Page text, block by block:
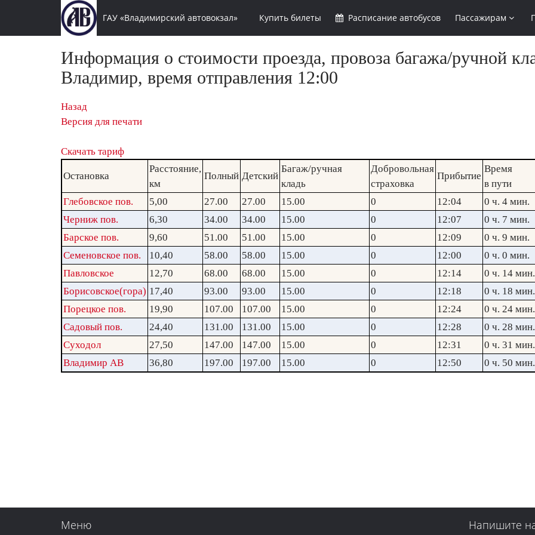
ГАУ «Владимирский автовокзал» Купить билеты Расписание автобусов Пассажирам
Информация о стоимости проезда, провоза багажа/ручной
Владимир, время отправления 12:00
Назад
Версия для печати
Скачать тариф
Остановка
Расстояние,
км
Полный Детский
Багаж/ручная
кладь
Добровольная
страховка
Прибытие
Время
в пути
Глебовское пов.
5,00 27.00 27.00 15.00 0 12:04
0 ч. 4 мин.
Черниж пов.
6,30 34.00 34.00 15.00 0 12:07
0 ч. 7 мин.
Барское пов.
9,60 51.00 51.00 15.00 0 12:09
0 ч. 9 мин.
Семеновское пов.
10,40 58.00 58.00 15.00 0 12:00
0 ч. 0 мин.
Павловское
12,70 68.00 68.00 15.00 0 12:14
0 ч. 14 мин.
Борисовское(гора) 17,40 93.00 93.00 15.00 0 12:18
0 ч. 18 мин.
Порецкое пов.
19,90 107.00 107.00 15.00 0 12:24
0 ч. 24 мин.
Садовый пов.
24,40 131.00 131.00 15.00 0 12:28
0 ч. 28 мин.
Суходол
27,50 147.00 147.00 15.00 0 12:31
0 ч. 31 мин.
Владимир АВ
36,80 197.00 197.00 15.00 0 12:50 0 ч. 50 мин.
Меню Напишите